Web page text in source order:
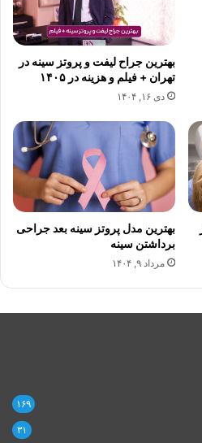
بهترین جراح لیفت و پروتز سینه در
تهران + فیلم و هزینه در ۱۴۰۵
دی ۱۶, ۱۴۰۴
بهترین مدل پروتز سینه بعد جراحی
برداشتن سینه
مرداد ۹, ۱۴۰۴
۱۶۹
۳۱